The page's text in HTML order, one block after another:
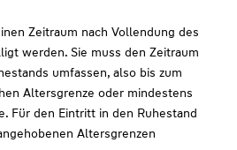
Zeitraum nach Vollendung des
werden. Sie muss den Zeitraum
umfassen, also bis zum
Altersgrenze oder mindestens
Für den Eintritt in den Ruhestand
Altersgrenzen